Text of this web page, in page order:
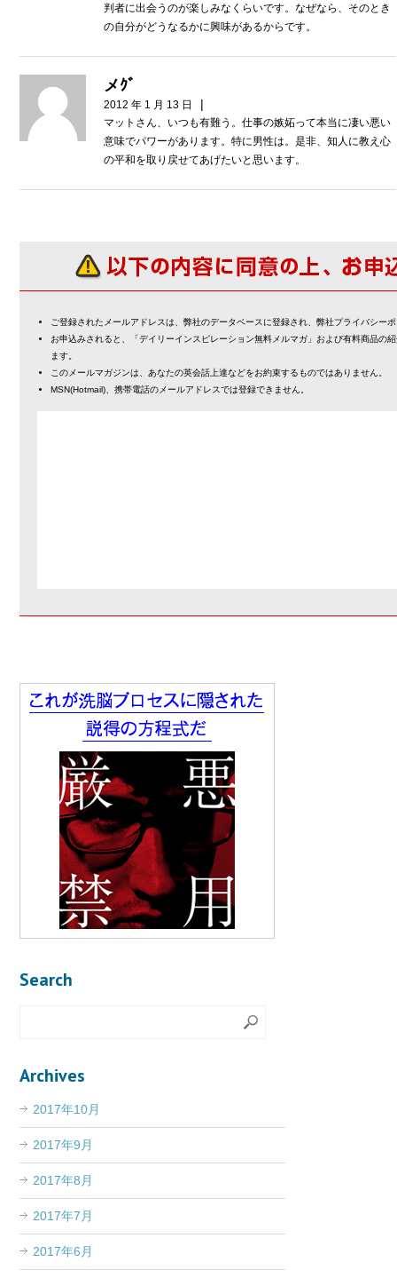
判者に出会うのが楽しみなくらいです。なぜなら、そのとき
の自分がどうなるかに興味があるからです。
メｸﾞ
2012 年 1 月 13 日 |
マットさん、いつも有難う。仕事の嫉妬って本当に凄い悪い
意味でパワーがあります。特に男性は。是非、知人に教え心
の平和を取り戻せてあげたいと思います。
ご登録されたメールアドレスは、弊社のデータベースに登録され、弊社プライバシー
お申込みされると、「デイリーインスピレーション無料メルマガ」および有料商品の
ます。
このメールマガジンは、あなたの英会話上達などをお約束するものではありません。
MSN(Hotmail)、携帯電話のメールアドレスでは登録できません。
Search
Archives
2017年10月
2017年9月
2017年8月
2017年7月
2017年6月